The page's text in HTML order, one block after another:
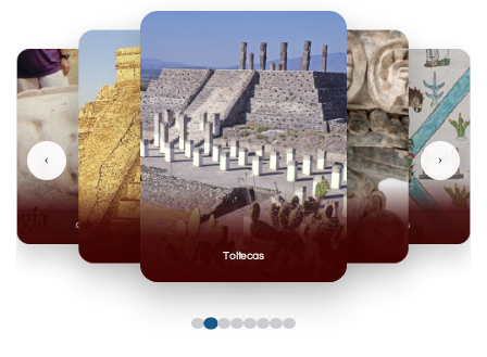
Toltecas
Mexicas
Olmecas
‹ ›